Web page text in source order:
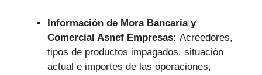
Información de Mora Bancaria y
Comercial Asnef Empresas: Acreedores,
tipos de productos impagados, situación
actual e importes de las operaciones,